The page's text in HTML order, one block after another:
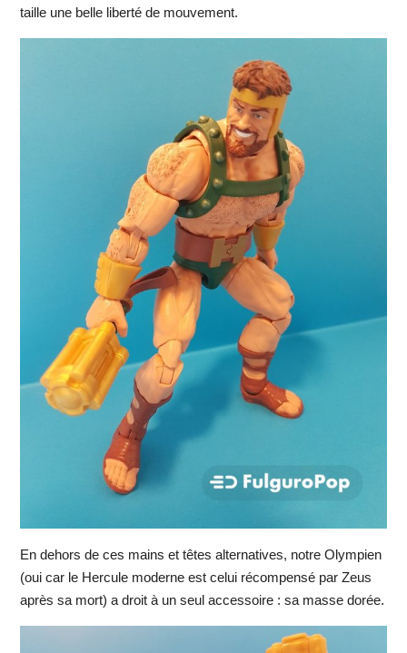
taille une belle liberté de mouvement.
En dehors de ces mains et têtes alternatives, notre Olympien
(oui car le Hercule moderne est celui récompensé par Zeus
après sa mort) a droit à un seul accessoire : sa masse dorée.